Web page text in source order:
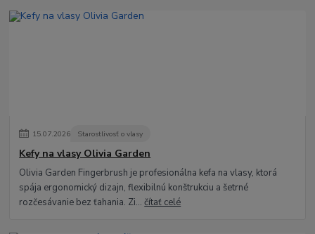
15.07.2026 Starostlivosť o vlasy
Kefy na vlasy Olivia Garden
Olivia Garden Fingerbrush je profesionálna kefa na vlasy, ktorá
spája ergonomický dizajn, flexibilnú konštrukciu a šetrné
rozčesávanie bez ťahania. Zi...čítať celé